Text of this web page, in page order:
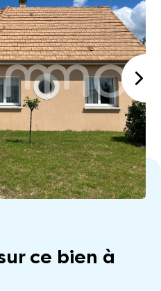
ce bien à